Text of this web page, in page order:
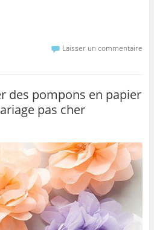
Laisser un commentaire
des pompons en papier
pas cher